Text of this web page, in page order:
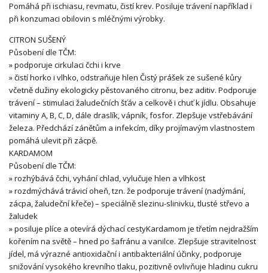
Pomáhá při ischiasu, revmatu, čistí krev. Posiluje trávení například i
při konzumaci obilovin s mléčnými výrobky.
CITRON SUŠENÝ
Působení dle TČM:
» podporuje cirkulaci čchi i krve
» čistí horko i vlhko, odstraňuje hlen Čistý prášek ze sušené kůry
včetně dužiny ekologicky pěstovaného citronu, bez aditiv. Podporuje
trávení – stimulaci žaludečních šťáv a celkově i chuť k jídlu. Obsahuje
vitaminy A, B, C, D, dále draslík, vápník, fosfor. Zlepšuje vstřebávání
železa. Předchází zánětům a infekcím, díky projímavým vlastnostem
pomáhá ulevit při zácpě.
KARDAMOM
Působení dle TČM:
» rozhýbává čchi, vyhání chlad, vylučuje hlen a vlhkost
» rozdmýchává trávicí oheň, tzn. že podporuje trávení (nadýmání,
zácpa, žaludeční křeče) – speciálně slezinu-slinivku, tlusté střevo a
žaludek
» posiluje plíce a otevírá dýchací cestyKardamom je třetím nejdražším
kořením na světě – hned po šafránu a vanilce. Zlepšuje stravitelnost
jídel, má výrazné antioxidační i antibakteriální účinky, podporuje
snižování vysokého krevního tlaku, pozitivně ovlivňuje hladinu cukru